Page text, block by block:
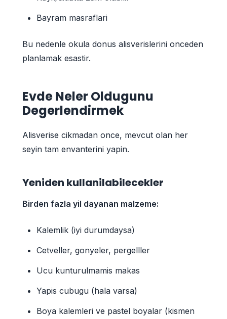
Bayram masraflari
Bu nedenle okula donus alisverislerini onceden
planlamak esastir.
Evde Neler Oldugunu
Degerlendirmek
Alisverise cikmadan once, mevcut olan her
seyin tam envanterini yapin.
Yeniden kullanilabilecekler
Birden fazla yil dayanan malzeme:
Kalemlik (iyi durumdaysa)
Cetveller, gonyeler, pergelller
Ucu kunturulmamis makas
Yapis cubugu (hala varsa)
Boya kalemleri ve pastel boyalar (kismen